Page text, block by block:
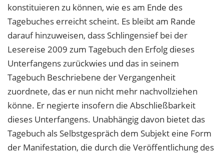
konstituieren zu können, wie es am Ende des
Tagebuches erreicht scheint. Es bleibt am Rande
darauf hinzuweisen, dass Schlingensief bei der
Lesereise 2009 zum Tagebuch den Erfolg dieses
Unterfangens zurückwies und das in seinem
Tagebuch Beschriebene der Vergangenheit
zuordnete, das er nun nicht mehr nachvollziehen
könne. Er negierte insofern die Abschließbarkeit
dieses Unterfangens. Unabhängig davon bietet das
Tagebuch als Selbstgespräch dem Subjekt eine Form
der Manifestation, die durch die Veröffentlichung des